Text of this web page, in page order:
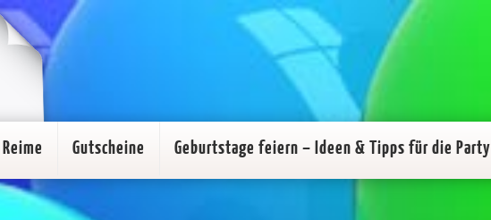
Gutscheine Geburtstage feiern – Ideen & Tipps für die Party